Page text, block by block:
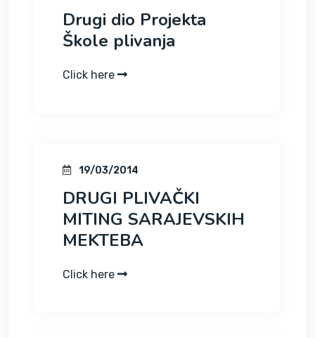
Drugi dio Projekta
Click here
19/03/2014
DRUGI PLIVAČKI
MITING SARAJEVSKIH
MEKTEBA
Click here